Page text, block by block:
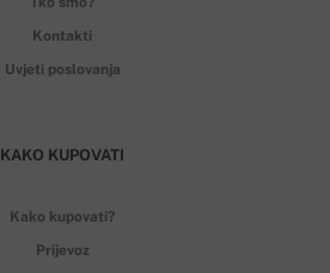
Kontakti
Uvjeti poslovanja
KAKO KUPOVATI
Kako kupovati?
Prijevoz